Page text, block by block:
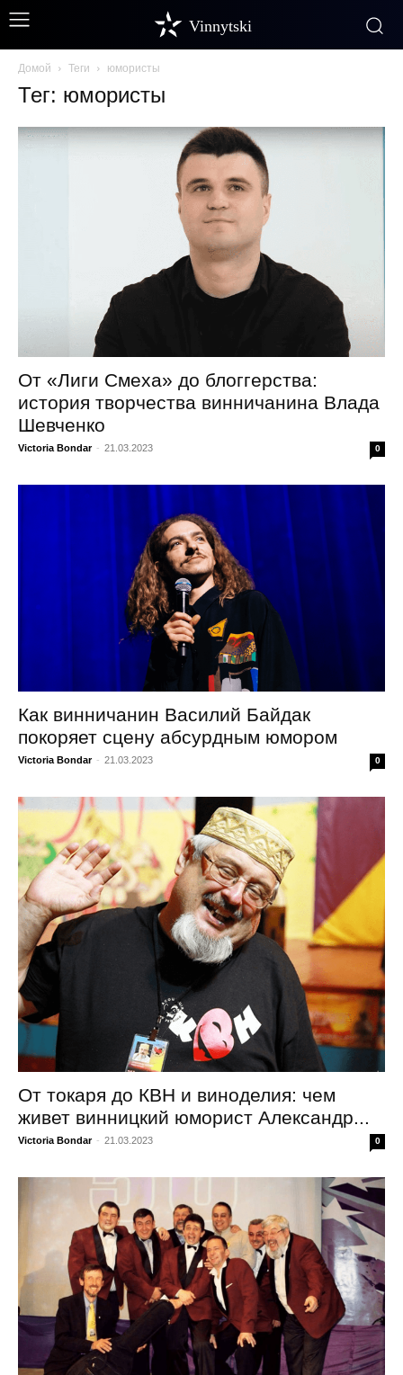
Vinnytski
Домой Теги юмористы
Тег: юмористы
От «Лиги Смеха» до блоггерства:
история творчества винничанина Влада
Шевченко
Victoria Bondar - 21.03.2023 0
Как винничанин Василий Байдак
покоряет сцену абсурдным юмором
Victoria Bondar - 21.03.2023 0
От токаря до КВН и виноделия: чем
живет винницкий юморист Александр...
Victoria Bondar - 21.03.2023 0